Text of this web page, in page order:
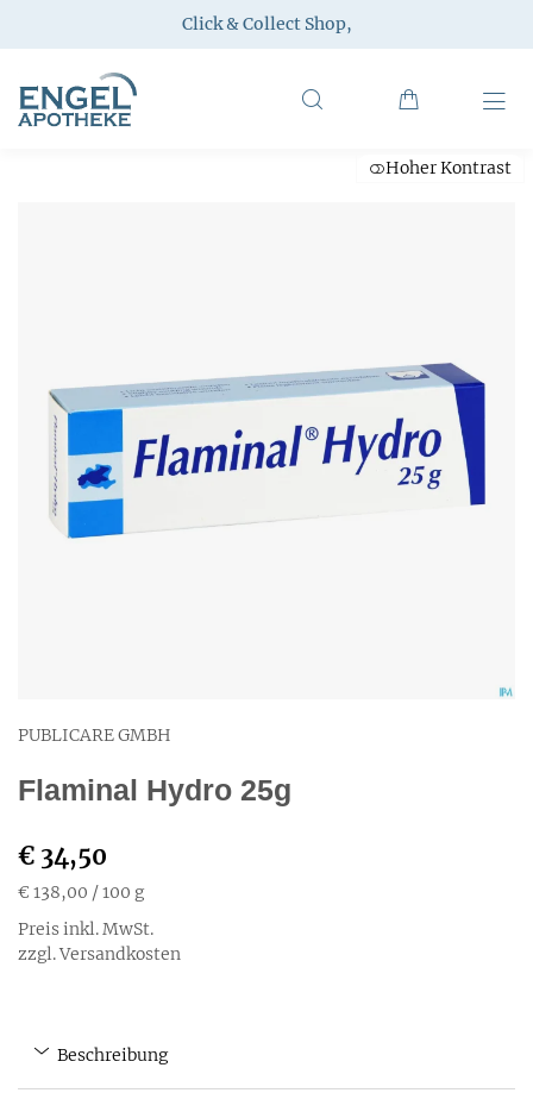
Click & Collect Shop,
Hoher Kontrast
PUBLICARE GMBH
Flaminal Hydro 25g
€ 34,50
€ 138,00 / 100 g
Preis inkl. MwSt.
zzgl. Versandkosten
Beschreibung